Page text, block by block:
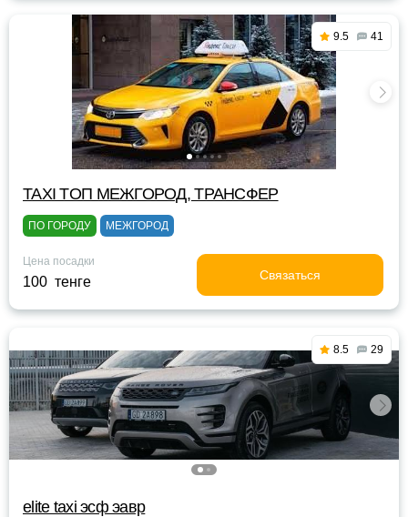
9.5 41
TAXI TOП МЕЖГОРОД, ТРАНСФЕР
ПО ГОРОДУ МЕЖГОРОД
Цена посадки
100 тенге Связаться
8.5 29
elite taxi эсф эавр